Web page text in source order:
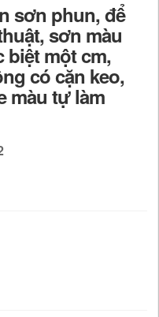
sơn phun, để
sơn màu
một cm,
có cặn keo,
màu tự làm